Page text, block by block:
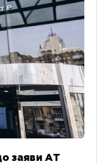
заяви АТ